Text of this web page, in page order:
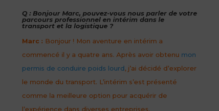
Q : Bonjour Marc, pouvez-vous nous parler de votre
parcours professionnel en intérim dans le
transport et la logistique ?
Marc : Bonjour ! Mon aventure en intérim a
commencé il y a quatre ans. Après avoir obtenu mon
permis de conduire poids lourd, j’ai décidé d’explorer
le monde du transport. L’intérim s’est présenté
comme la meilleure option pour acquérir de
l’expérience dans diverses entreprises.